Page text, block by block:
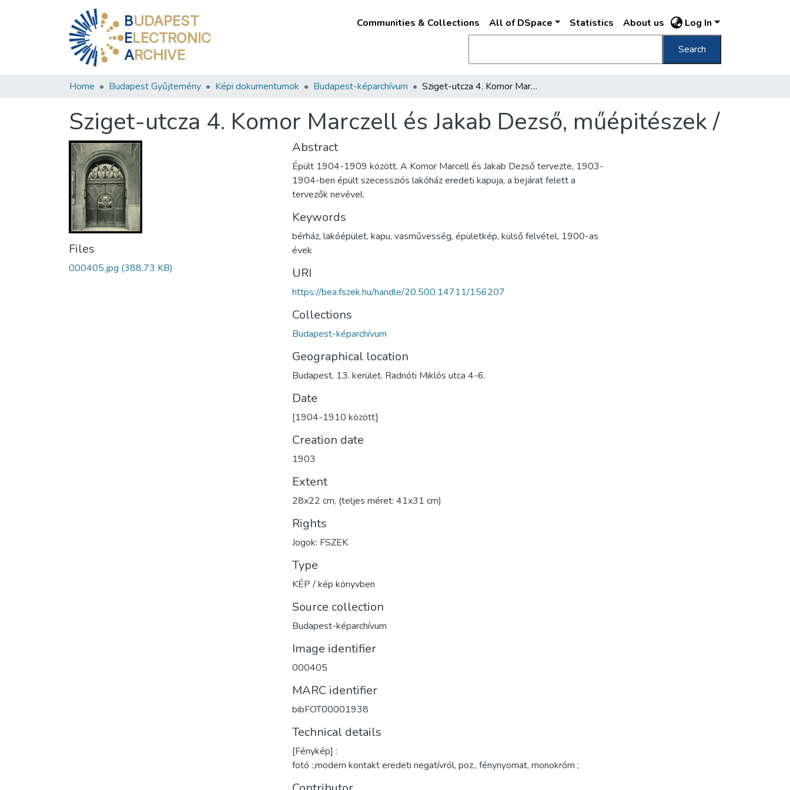
BUDAPEST
ELECTRONIC
ARCHIVE
Communities & Collections All of DSpace Statistics About us Log In
Search
Home Budapest Gyűjtemény Képi dokumentumok Budapest-képarchívum Sziget-utcza 4. Komor Marczell és Jakab Dezső, műépitészek /
Sziget-utcza 4. Komor Marczell és Jakab Dezső, műépitészek /
Files
000405.jpg (388.73 KB)
Abstract
Épült 1904-1909 között. A Komor Marcell és Jakab Dezső tervezte, 1903-
1904-ben épült szecessziós lakóház eredeti kapuja, a bejárat felett a
tervezők nevével.
Keywords
bérház, lakóépület, kapu, vasművesség, épületkép, külső felvétel, 1900-as
évek
URI
https://bea.fszek.hu/handle/20.500.14711/156207
Collections
Budapest-képarchívum
Geographical location
Budapest. 13. kerület. Radnóti Miklós utca 4-6.
Date
[1904-1910 között]
Creation date
1903
Extent
28x22 cm, (teljes méret: 41x31 cm)
Rights
Jogok: FSZEK
Type
KÉP / kép könyvben
Source collection
Budapest-képarchívum
Image identifier
000405
MARC identifier
bibFOT00001938
Technical details
[Fénykép] :
fotó :,modern kontakt eredeti negatívról, poz., fénynyomat, monokróm ;